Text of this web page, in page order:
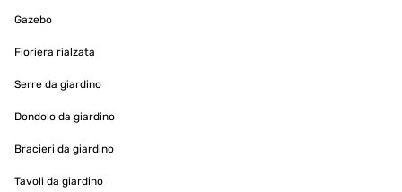
Amazon-Benutzer
Tradurre
Davvero un ottimo prodotto, anche sopra le aspettative. Robusto,
stabile e di buon materiale. Telo molto resistente, struttura in
soli avendo un po’ di forza. Articolo comprende pannello solare che
Gazebo
Fioriera rialzata
Serre da giardino
Dondolo da giardino
Bracieri da giardino
Tavoli da giardino